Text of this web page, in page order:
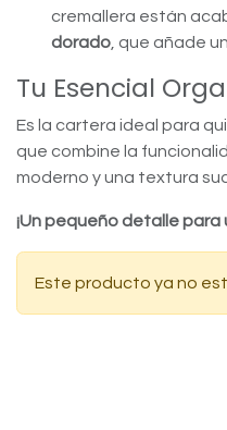
cremallera están
dorado , que añade
Tu Esencial
Es la cartera ideal para
que combine la
moderno y una textura
¡Un pequeño detalle para
Este producto ya no